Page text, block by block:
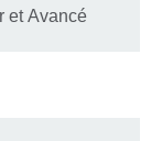
et Avancé